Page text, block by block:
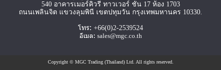
540 อาคารเมอร์คิวรี่ ทาวเวอร์ ชั้น 17 ห้อง 1703
ถนนเพลินจิต แขวงลุมพินี เขตปทุมวัน กรุงเทพมหานคร 10330.
โทร: +66(0)2-2539524
อีเมล: sales@mgc.co.th
Copyright © MGC Trading (Thailand) Ltd. All rights reserved.